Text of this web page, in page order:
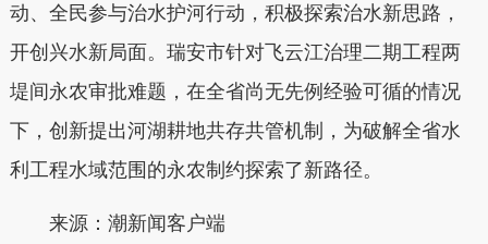
动、全民参与治水护河行动，积极探索治水新思路，
开创兴水新局面。瑞安市针对飞云江治理二期工程两
堤间永农审批难题，在全省尚无先例经验可循的情况
下，创新提出河湖耕地共存共管机制，为破解全省水
利工程水域范围的永农制约探索了新路径。
来源：潮新闻客户端